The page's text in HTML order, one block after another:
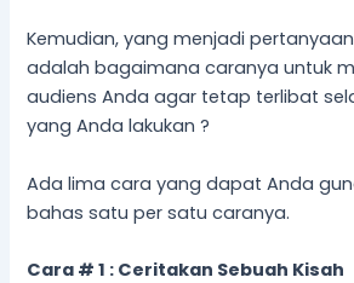
Kemudian, yang menjadi
adalah bagaimana caranya untuk
audiens Anda agar tetap terlibat
yang Anda lakukan ?
Ada lima cara yang dapat Anda
bahas satu per satu caranya.
Cara # 1 : Ceritakan Sebuah Kisah